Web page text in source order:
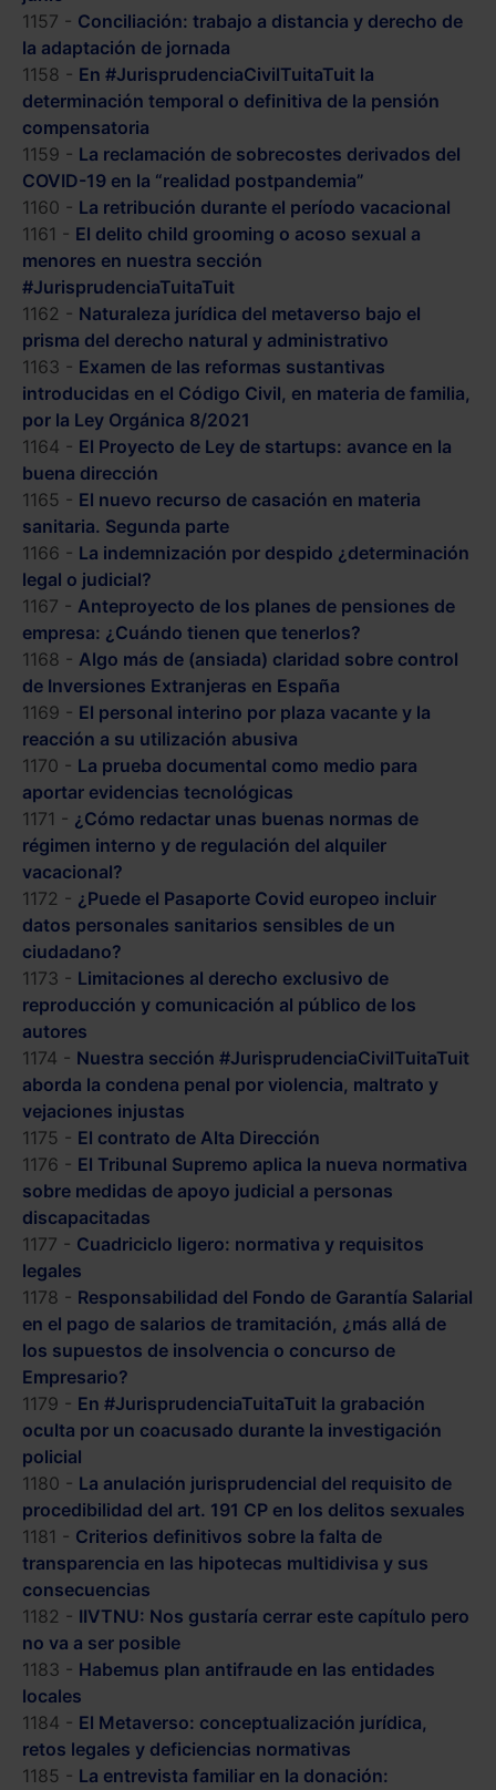
1157 - Conciliación: trabajo a distancia y derecho de
la adaptación de jornada
1158 - En #JurisprudenciaCivilTuitaTuit la
determinación temporal o definitiva de la pensión
compensatoria
1159 - La reclamación de sobrecostes derivados del
COVID-19 en la “realidad postpandemia”
1160 - La retribución durante el período vacacional
1161 - El delito child grooming o acoso sexual a
menores en nuestra sección
#JurisprudenciaTuitaTuit
1162 - Naturaleza jurídica del metaverso bajo el
prisma del derecho natural y administrativo
1163 - Examen de las reformas sustantivas
introducidas en el Código Civil, en materia de familia,
por la Ley Orgánica 8/2021
1164 - El Proyecto de Ley de startups: avance en la
buena dirección
1165 - El nuevo recurso de casación en materia
sanitaria. Segunda parte
1166 - La indemnización por despido ¿determinación
legal o judicial?
1167 - Anteproyecto de los planes de pensiones de
empresa: ¿Cuándo tienen que tenerlos?
1168 - Algo más de (ansiada) claridad sobre control
de Inversiones Extranjeras en España
1169 - El personal interino por plaza vacante y la
reacción a su utilización abusiva
1170 - La prueba documental como medio para
aportar evidencias tecnológicas
1171 - ¿Cómo redactar unas buenas normas de
régimen interno y de regulación del alquiler
vacacional?
1172 - ¿Puede el Pasaporte Covid europeo incluir
datos personales sanitarios sensibles de un
ciudadano?
1173 - Limitaciones al derecho exclusivo de
reproducción y comunicación al público de los
autores
1174 - Nuestra sección #JurisprudenciaCivilTuitaTuit
aborda la condena penal por violencia, maltrato y
vejaciones injustas
1175 - El contrato de Alta Dirección
1176 - El Tribunal Supremo aplica la nueva normativa
sobre medidas de apoyo judicial a personas
discapacitadas
1177 - Cuadriciclo ligero: normativa y requisitos
legales
1178 - Responsabilidad del Fondo de Garantía Salarial
en el pago de salarios de tramitación, ¿más allá de
los supuestos de insolvencia o concurso de
Empresario?
1179 - En #JurisprudenciaTuitaTuit la grabación
oculta por un coacusado durante la investigación
policial
1180 - La anulación jurisprudencial del requisito de
procedibilidad del art. 191 CP en los delitos sexuales
1181 - Criterios definitivos sobre la falta de
transparencia en las hipotecas multidivisa y sus
consecuencias
1182 - IIVTNU: Nos gustaría cerrar este capítulo pero
no va a ser posible
1183 - Habemus plan antifraude en las entidades
locales
1184 - El Metaverso: conceptualización jurídica,
retos legales y deficiencias normativas
1185 - La entrevista familiar en la donación: